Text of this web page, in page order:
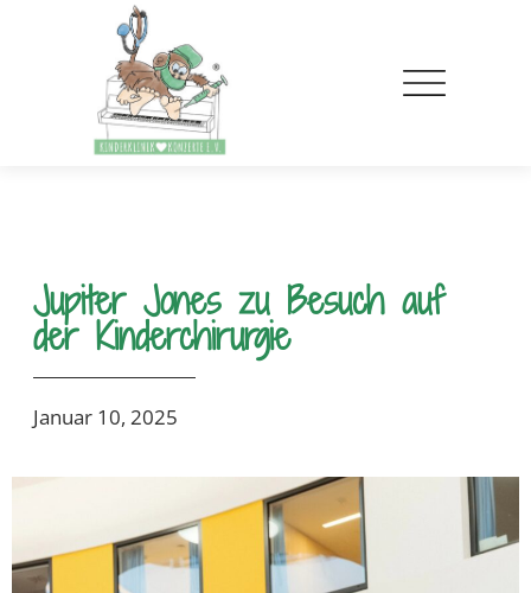
Jupiter Jones zu Besuch auf
der Kinderchirurgie
Januar 10, 2025